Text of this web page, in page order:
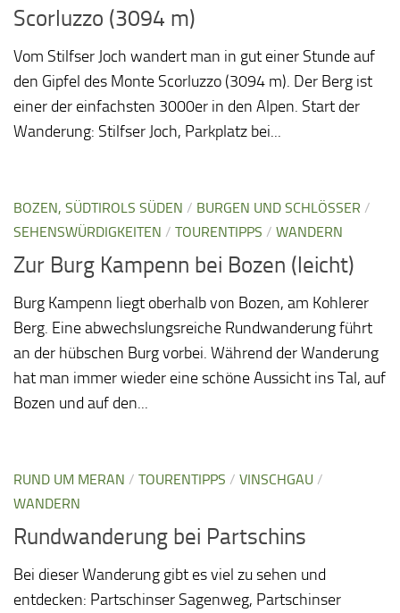
Scorluzzo (3094 m)
Vom Stilfser Joch wandert man in gut einer Stunde auf
den Gipfel des Monte Scorluzzo (3094 m). Der Berg ist
einer der einfachsten 3000er in den Alpen. Start der
Wanderung: Stilfser Joch, Parkplatz bei...
BOZEN, SÜDTIROLS SÜDEN / BURGEN UND SCHLÖSSER /
SEHENSWÜRDIGKEITEN / TOURENTIPPS / WANDERN
Zur Burg Kampenn bei Bozen (leicht)
Burg Kampenn liegt oberhalb von Bozen, am Kohlerer
Berg. Eine abwechslungsreiche Rundwanderung führt
an der hübschen Burg vorbei. Während der Wanderung
hat man immer wieder eine schöne Aussicht ins Tal, auf
Bozen und auf den...
RUND UM MERAN / TOURENTIPPS / VINSCHGAU /
WANDERN
Rundwanderung bei Partschins
Bei dieser Wanderung gibt es viel zu sehen und
entdecken: Partschinser Sagenweg, Partschinser